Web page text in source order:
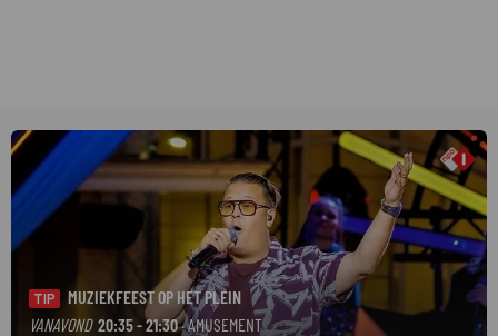
TIP
MUZIEKFEEST OP HET PLEIN
VANAVOND 20:35 - 21:30· AMUSEMENT